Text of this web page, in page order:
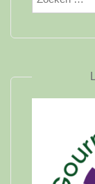
naar: